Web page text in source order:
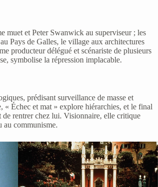
muet et Peter Swanwick au superviseur ; les
Pays de Galles, le village aux architectures
producteur délégué et scénariste de plusieurs
symbolise la répression implacable.
prédisant surveillance de masse et
« Échec et mat » explore hiérarchies, et le final
rentrer chez lui. Visionnaire, elle critique
au communisme.